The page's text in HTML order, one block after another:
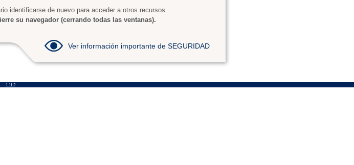
identificarse de nuevo para acceder a otros recursos.
su navegador (cerrando todas las ventanas).
Ver información importante de SEGURIDAD
1.11.2